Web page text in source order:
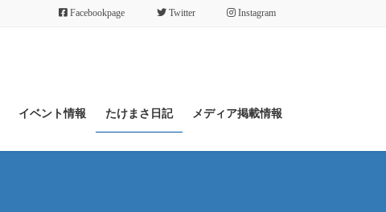
Facebookpage Twitter Instagram
イベント情報 たけまさ日記 メディア掲載情報